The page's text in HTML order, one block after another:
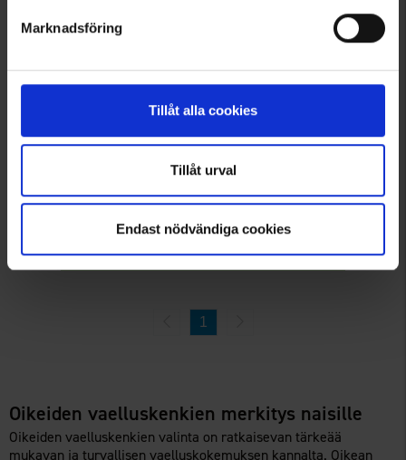
Marknadsföring
Tillåt alla cookies
Tillåt urval
Endast nödvändiga cookies
Viking Anaconda 4x4 GTX Musta
Arvio: 4.5 5:sta tähdestä
1
Oikeiden vaelluskenkien merkitys naisille
Oikeiden vaelluskenkien valinta on ratkaisevan tärkeää
mukavan ja turvallisen vaelluskokemuksen kannalta. Oikean